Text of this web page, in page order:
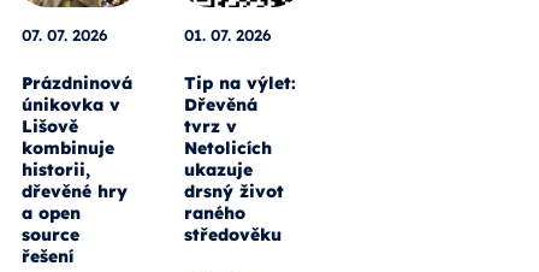
07. 07. 2026
Prázdninová
únikovka v
Lišově
kombinuje
historii,
dřevěné hry
a open
source
řešení
01. 07. 2026
Tip na výlet:
Dřevěná
tvrz v
Netolicích
ukazuje
drsný život
raného
středověku